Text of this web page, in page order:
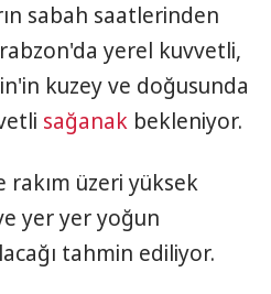
sabah saatlerinden
yerel kuvvetli,
kuzey ve doğusunda
sağanak bekleniyor.
rakım üzeri yüksek
yer yer yoğun
tahmin ediliyor.